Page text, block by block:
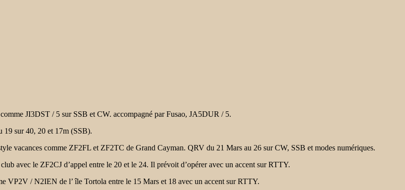
JI3DST / 5 sur SSB et CW. accompagné par Fusao, JA5DUR / 5.
sur 40, 20 et 17m (SSB).
vacances comme ZF2FL et ZF2TC de Grand Cayman. QRV du 21 Mars au 26 sur CW, SSB et modes numériques.
avec le ZF2CJ d’appel entre le 20 et le 24. Il prévoit d’opérer avec un accent sur RTTY.
/ N2IEN de l’ île Tortola entre le 15 Mars et 18 avec un accent sur RTTY.